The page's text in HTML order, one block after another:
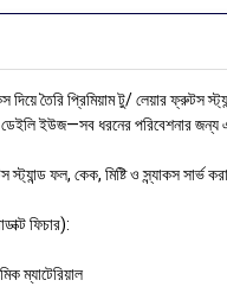
দিয়ে তৈরি প্রিমিয়াম টু/ লেয়ার ফ্রুটস
ডেইলি ইউজ—সব ধরনের পরিবেশনার জন্য
ফল, কেক, মিষ্টি ও স্ন্যাকস সার্ভ
ফিচার):
ম্যাটেরিয়াল